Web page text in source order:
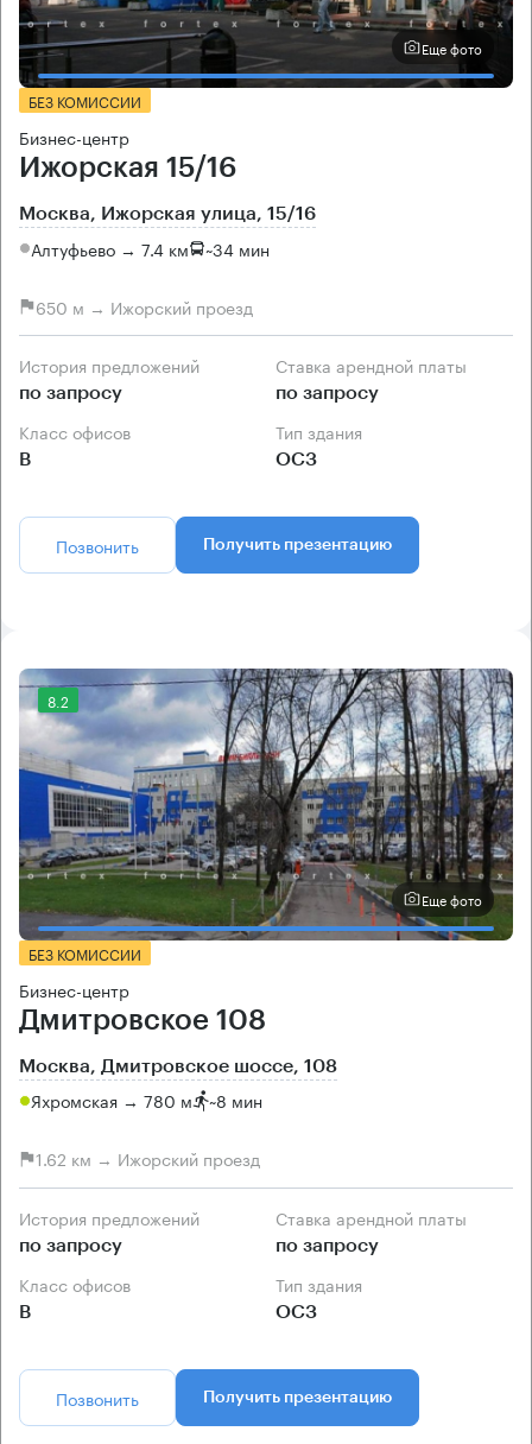
Еще фото
БЕЗ КОМИССИИ
Бизнес-центр
Ижорская 15/16
Москва, Ижорская улица, 15/16
Алтуфьево → 7.4 км ~34 мин
650 м → Ижорский проезд
История предложений
по запросу
Ставка арендной платы
по запросу
Класс офисов
B
Тип здания
ОСЗ
Позвонить Получить презентацию
8.2
Еще фото
БЕЗ КОМИССИИ
Бизнес-центр
Дмитровское 108
Москва, Дмитровское шоссе, 108
Яхромская → 780 м ~8 мин
1.62 км → Ижорский проезд
История предложений
по запросу
Ставка арендной платы
по запросу
Класс офисов
B
Тип здания
ОСЗ
Позвонить Получить презентацию